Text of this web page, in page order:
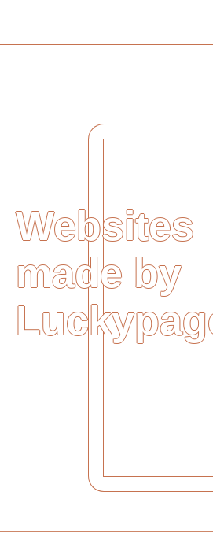
springen
Websites
made by